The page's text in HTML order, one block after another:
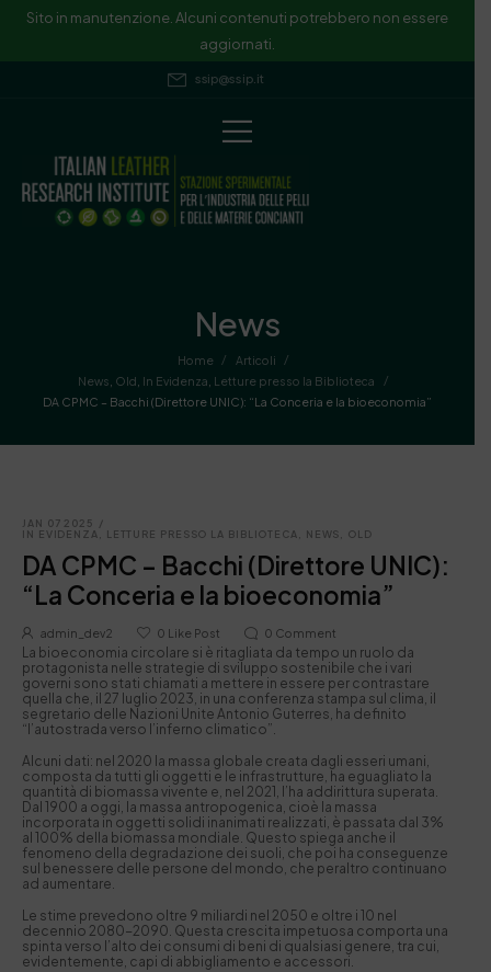
Sito in manutenzione. Alcuni contenuti potrebbero non essere
aggiornati.
ssip@ssip.it
News
Home / Articoli
/
News Old In Evidenza Letture presso la Biblioteca
/
DA CPMC – Bacchi (Direttore UNIC): “La Conceria e la bioeconomia”
JAN 07 2025
/
IN EVIDENZA, LETTURE PRESSO LA BIBLIOTECA, NEWS, OLD
DA CPMC – Bacchi (Direttore UNIC):
“La Conceria e la bioeconomia”
admin_dev2 0 Like Post 0 Comment
La bioeconomia circolare si è ritagliata da tempo un ruolo da
protagonista nelle strategie di sviluppo sostenibile che i vari
governi sono stati chiamati a mettere in essere per contrastare
quella che, il 27 luglio 2023, in una conferenza stampa sul clima, il
segretario delle Nazioni Unite Antonio Guterres, ha definito
“l’autostrada verso l’inferno climatico”.
Alcuni dati: nel 2020 la massa globale creata dagli esseri umani,
composta da tutti gli oggetti e le infrastrutture, ha eguagliato la
quantità di biomassa vivente e, nel 2021, l’ha addirittura superata.
Dal 1900 a oggi, la massa antropogenica, cioè la massa
incorporata in oggetti solidi inanimati realizzati, è passata dal 3%
al 100% della biomassa mondiale. Questo spiega anche il
fenomeno della degradazione dei suoli, che poi ha conseguenze
sul benessere delle persone del mondo, che peraltro continuano
ad aumentare.
Le stime prevedono oltre 9 miliardi nel 2050 e oltre i 10 nel
decennio 2080-2090. Questa crescita impetuosa comporta una
spinta verso l’alto dei consumi di beni di qualsiasi genere, tra cui,
evidentemente, capi di abbigliamento e accessori.